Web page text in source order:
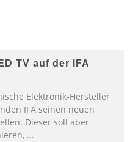
TV auf der IFA
Elektronik-Hersteller
IFA seinen neuen
Dieser soll aber
...